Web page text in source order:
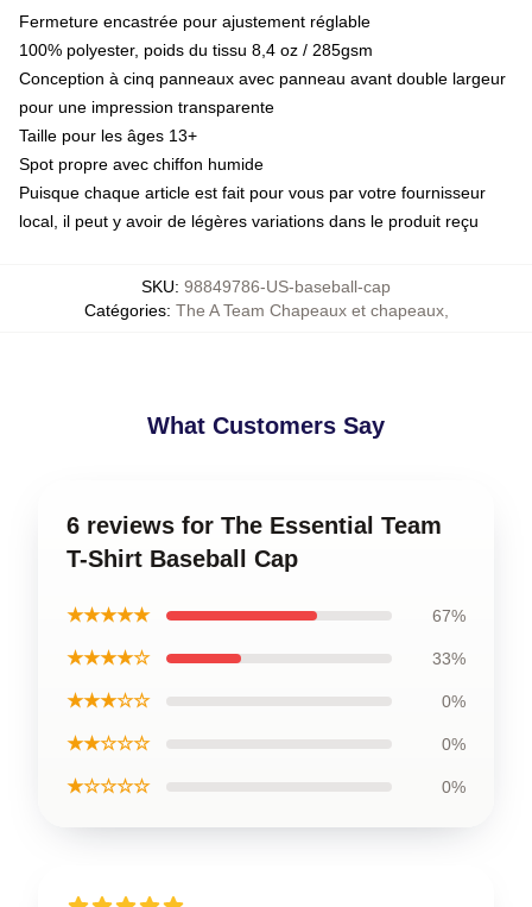
Fermeture encastrée pour ajustement réglable
100% polyester, poids du tissu 8,4 oz / 285gsm
Conception à cinq panneaux avec panneau avant double largeur
pour une impression transparente
Taille pour les âges 13+
Spot propre avec chiffon humide
Puisque chaque article est fait pour vous par votre fournisseur
local, il peut y avoir de légères variations dans le produit reçu
SKU: 98849786-US-baseball-cap
Catégories: The A Team Chapeaux et chapeaux,
What Customers Say
6 reviews for The Essential Team
T-Shirt Baseball Cap
★★★★★ 67%
★★★★☆ 33%
★★★☆☆ 0%
★★☆☆☆ 0%
★☆☆☆☆ 0%